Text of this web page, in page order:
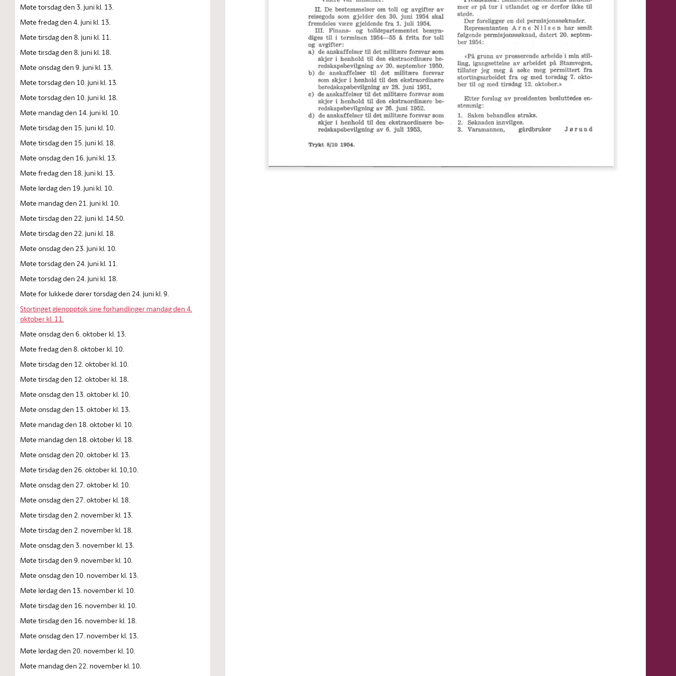
Møte torsdag den 3. juni kl. 13.
Møte fredag den 4. juni kl. 13.
Møte tirsdag den 8. juni kl. 11.
Møte tirsdag den 8. juni kl. 18.
Møte onsdag den 9. juni kl. 13.
Møte torsdag den 10. juni kl. 13.
Møte torsdag den 10. juni kl. 18.
Møte mandag den 14. juni kl. 10.
Møte tirsdag den 15. juni kl. 10.
Møte tirsdag den 15. juni kl. 18.
Møte onsdag den 16. juni kl. 13.
Møte fredag den 18. juni kl. 13.
Møte lørdag den 19. juni kl. 10.
Møte mandag den 21. juni kl. 10.
Møte tirsdag den 22. juni kl. 14.50.
Møte tirsdag den 22. juni kl. 18.
Møte onsdag den 23. juni kl. 10.
Møte torsdag den 24. juni kl. 11.
Møte torsdag den 24. juni kl. 18.
Møte for lukkede dører torsdag den 24. juni kl. 9.
Stortinget gjenopptok sine forhandlinger mandag den 4.
oktober kl. 11.
Møte onsdag den 6. oktober kl. 13.
Møte fredag den 8. oktober kl. 10.
Møte tirsdag den 12. oktober kl. 10.
Møte tirsdag den 12. oktober kl. 18.
Møte onsdag den 13. oktober kl. 10.
Møte onsdag den 13. oktober kl. 13.
Møte mandag den 18. oktober kl. 10.
Møte mandag den 18. oktober kl. 18.
Møte onsdag den 20. oktober kl. 13.
Møte tirsdag den 26. oktober kl. 10,10.
Møte onsdag den 27. oktober kl. 10.
Møte onsdag den 27. oktober kl. 18.
Møte tirsdag den 2. november kl. 13.
Møte tirsdag den 2. november kl. 18.
Møte onsdag den 3. november kl. 13.
Møte tirsdag den 9. november kl. 10.
Møte onsdag den 10. november kl. 13.
Møte lørdag den 13. november kl. 10.
Møte tirsdag den 16. november kl. 10.
Møte tirsdag den 16. november kl. 18.
Møte onsdag den 17. november kl. 13.
Møte lørdag den 20. november kl. 10.
Møte mandag den 22. november kl. 10.